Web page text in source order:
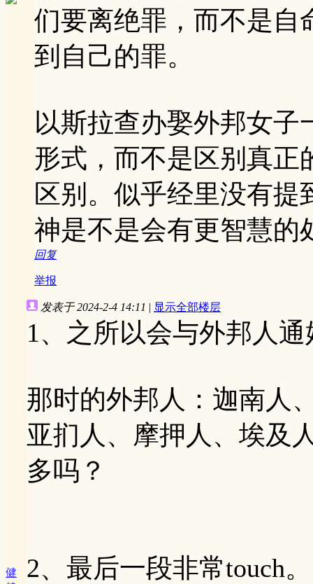
们要离绝罪，而不是自
到自己的罪。
以斯拉查办娶外邦女子
形式，而不是区别真正
区别。似乎经里没有
神是不是会有更智慧的
回复
举报
健
发表于 2024-2-4 14:11 | 显示全部楼层
1、之所以会与外邦人
那时的外邦人：迦南人
亚扪人、摩押人、埃及
多吗？
2、最后一段非常touch